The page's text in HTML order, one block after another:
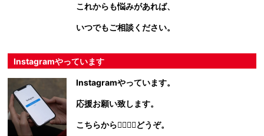
これからも悩みがあれば、
いつでもご相談ください。
Instagramやっています
Instagramやっています。
応援お願い致します。
こちらから💁‍♀️💁‍♂️どうぞ。